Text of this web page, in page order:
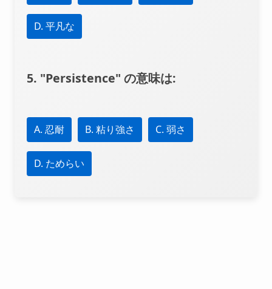
D. 平凡な
5. "Persistence" の意味は:
A. 忍耐 B. 粘り強さ C. 弱さ
D. ためらい